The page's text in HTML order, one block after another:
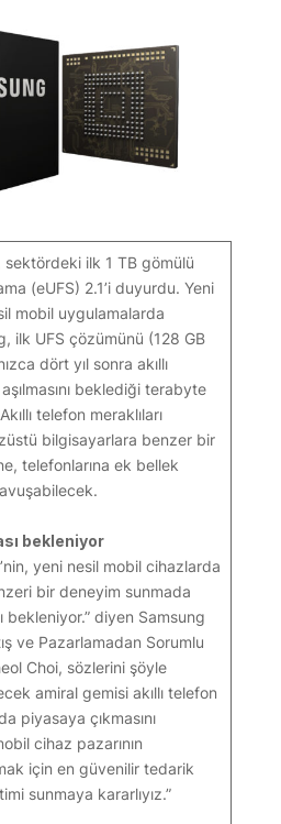
sektördeki ilk 1 TB gömülü
(eUFS) 2.1’i duyurdu. Yeni
mobil uygulamalarda
ilk UFS çözümünü (128 GB
dört yıl sonra akıllı
beklediği terabyte
telefon meraklıları
bilgisayarlara benzer bir
telefonlarına ek bellek
bekleniyor
yeni nesil mobil cihazlarda
bir deneyim sunmada
bekleniyor.” diyen Samsung
ve Pazarlamadan Sorumlu
Choi, sözlerini şöyle
amiral gemisi akıllı telefon
piyasaya çıkmasını
cihaz pazarının
için en güvenilir tedarik
sunmaya kararlıyız.”